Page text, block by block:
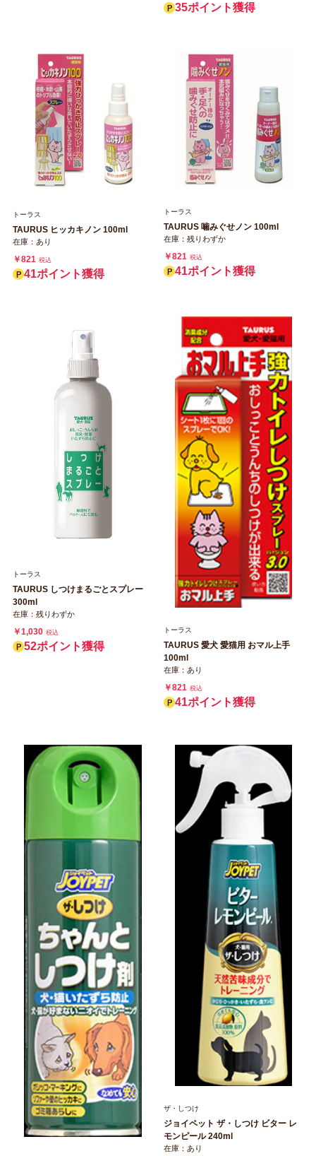
35ポイント獲得
トーラス
TAURUS ヒッカキノン 100ml
在庫：あり
￥821 税込
41ポイント獲得
トーラス
TAURUS 噛みぐせノン 100ml
在庫：残りわずか
￥821 税込
41ポイント獲得
トーラス
TAURUS しつけまるごとスプレー
300ml
在庫：残りわずか
￥1,030 税込
52ポイント獲得
トーラス
TAURUS 愛犬 愛猫用 おマル上手
100ml
在庫：あり
￥821 税込
41ポイント獲得
ザ・しつけ
ジョイペット ザ・しつけ ビター レ
モンピール 240ml
在庫：あり